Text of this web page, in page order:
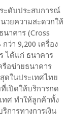
ะดับประสบการณ์
วยความสะดวกให้
าคาร (Cross
ว่า 9,200 เครื่อง
ได้แก่ ธนาคาร
รือข่ายธนาคาร
ดในประเทศไทย
เปิดให้บริการกด
ทศ ทำให้ลูกค้าทั้ง
การทางการเงิน